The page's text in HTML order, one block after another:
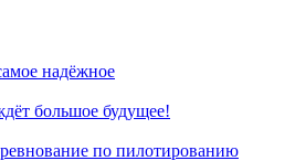
надёжное
большое будущее!
по пилотированию